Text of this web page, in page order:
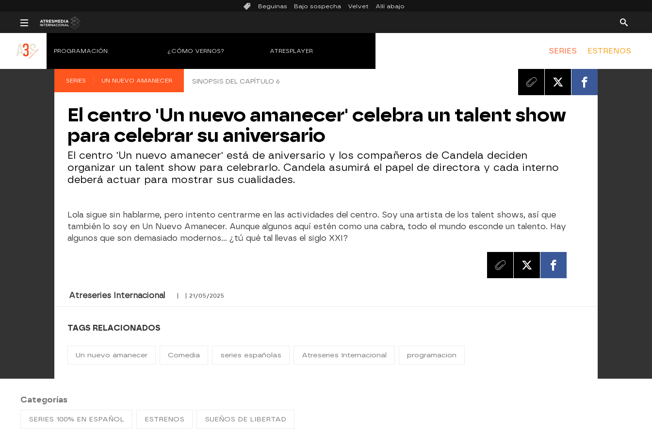
Beguinas Bajo sospecha Velvet Allí abajo
SERIES ESTRENOS
PROGRAMACIÓN ¿CÓMO VERNOS? ATRESPLAYER
SERIES UN NUEVO AMANECER SINOPSIS DEL CAPÍTULO 6
El centro 'Un nuevo amanecer' celebra un talent show
para celebrar su aniversario
El centro 'Un nuevo amanecer' está de aniversario y los compañeros de Candela deciden
organizar un talent show para celebrarlo. Candela asumirá el papel de directora y cada interno
deberá actuar para mostrar sus cualidades.
Lola sigue sin hablarme, pero intento centrarme en las actividades del centro. Soy una artista de los talent shows, así que
también lo soy en Un Nuevo Amanecer. Aunque algunos aquí estén como una cabra, todo el mundo esconde un talento. Hay
algunos que son demasiado modernos… ¿tú qué tal llevas el siglo XXI?
Atreseries Internacional | | 21/05/2025
TAGS RELACIONADOS
Un nuevo amanecer Comedia series españolas Atreseries Internacional programacion
Categorías
SERIES 100% EN ESPAÑOL ESTRENOS SUEÑOS DE LIBERTAD